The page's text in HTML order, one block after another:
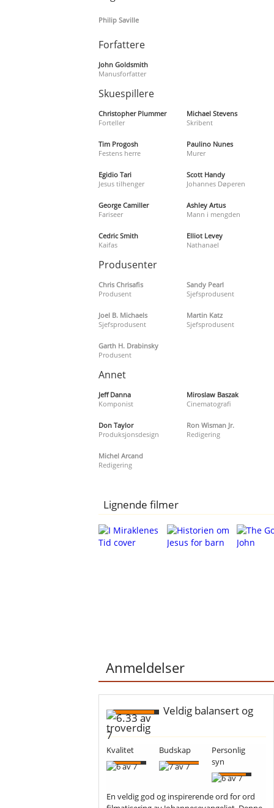
Philip Saville
Forfattere
John Goldsmith
Manusforfatter
Skuespillere
Christopher Plummer
Forteller
Michael Stevens
Skribent
Tim Progosh
Festens herre
Paulino Nunes
Murer
Egidio Tari
Jesus tilhenger
Scott Handy
Johannes Døperen
George Camiller
Fariseer
Ashley Artus
Mann i mengden
Cedric Smith
Kaifas
Elliot Levey
Nathanael
Produsenter
Chris Chrisafis
Produsent
Sandy Pearl
Sjefsprodusent
Joel B. Michaels
Sjefsprodusent
Martin Katz
Sjefsprodusent
Garth H. Drabinsky
Produsent
Annet
Jeff Danna
Komponist
Miroslaw Baszak
Cinematografi
Don Taylor
Produksjonsdesign
Ron Wisman Jr.
Redigering
Michel Arcand
Redigering
Lignende filmer
Anmeldelser
Veldig balansert og
troverdig
Kvalitet Budskap
Personlig
syn
En veldig god og inspirerende ord for ord